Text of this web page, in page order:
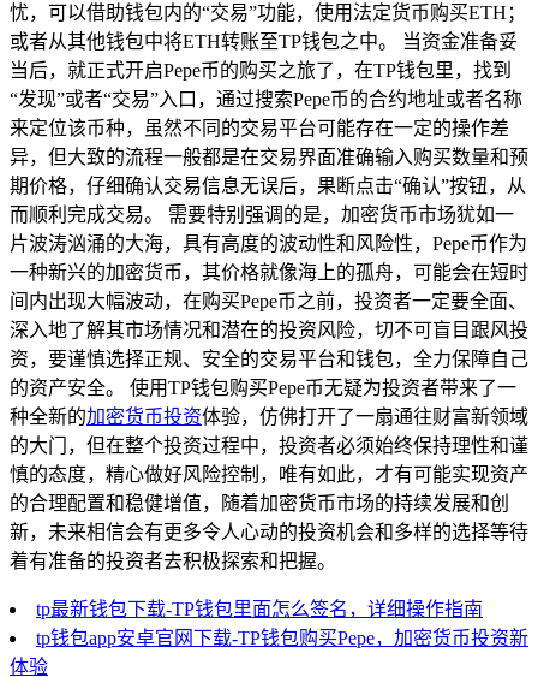
忧，可以借助钱包内的“交易”功能，使用法定货币购买ETH；
或者从其他钱包中将ETH转账至TP钱包之中。 当资金准备妥
当后，就正式开启Pepe币的购买之旅了，在TP钱包里，找到
“发现”或者“交易”入口，通过搜索Pepe币的合约地址或者名称
来定位该币种，虽然不同的交易平台可能存在一定的操作差
异，但大致的流程一般都是在交易界面准确输入购买数量和预
期价格，仔细确认交易信息无误后，果断点击“确认”按钮，从
而顺利完成交易。 需要特别强调的是，加密货币市场犹如一
片波涛汹涌的大海，具有高度的波动性和风险性，Pepe币作为
一种新兴的加密货币，其价格就像海上的孤舟，可能会在短时
间内出现大幅波动，在购买Pepe币之前，投资者一定要全面、
深入地了解其市场情况和潜在的投资风险，切不可盲目跟风投
资，要谨慎选择正规、安全的交易平台和钱包，全力保障自己
的资产安全。 使用TP钱包购买Pepe币无疑为投资者带来了一
种全新的加密货币投资体验，仿佛打开了一扇通往财富新领域
的大门，但在整个投资过程中，投资者必须始终保持理性和谨
慎的态度，精心做好风险控制，唯有如此，才有可能实现资产
的合理配置和稳健增值，随着加密货币市场的持续发展和创
新，未来相信会有更多令人心动的投资机会和多样的选择等待
着有准备的投资者去积极探索和把握。
tp最新钱包下载-TP钱包里面怎么签名，详细操作指南
tp钱包app安卓官网下载-TP钱包购买Pepe，加密货币投资新
体验